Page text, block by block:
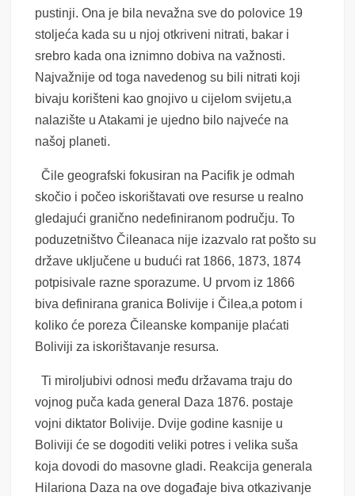
pustinji. Ona je bila nevažna sve do polovice 19
stoljeća kada su u njoj otkriveni nitrati, bakar i
srebro kada ona iznimno dobiva na važnosti.
Najvažnije od toga navedenog su bili nitrati koji
bivaju korišteni kao gnojivo u cijelom svijetu,a
nalazište u Atakami je ujedno bilo najveće na
našoj planeti.
Čile geografski fokusiran na Pacifik je odmah
skočio i počeo iskorištavati ove resurse u realno
gledajući granično nedefiniranom području. To
poduzetništvo Čileanaca nije izazvalo rat pošto su
države uključene u budući rat 1866, 1873, 1874
potpisivale razne sporazume. U prvom iz 1866
biva definirana granica Bolivije i Čilea,a potom i
koliko će poreza Čileanske kompanije plaćati
Boliviji za iskorištavanje resursa.
Ti miroljubivi odnosi među državama traju do
vojnog puča kada general Daza 1876. postaje
vojni diktator Bolivije. Dvije godine kasnije u
Boliviji će se dogoditi veliki potres i velika suša
koja dovodi do masovne gladi. Reakcija generala
Hilariona Daza na ove događaje biva otkazivanje